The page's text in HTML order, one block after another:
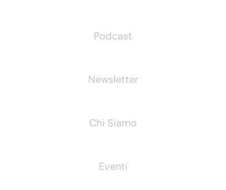
Podcast
Newsletter
Chi Siamo
Eventi